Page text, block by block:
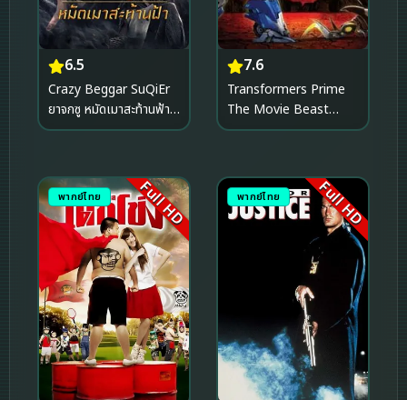
6.5
Crazy Beggar SuQiEr
ยาจกซู หมัดเมาสะท้านฟ้า
(2026)
7.6
Transformers Prime
The Movie Beast
Hunters Predacons
พันธุ์ ฟื้นชีพกองทัพพรีเด
คอนส์
พากย์ไทย Full HD พากย์ไทย Full HD